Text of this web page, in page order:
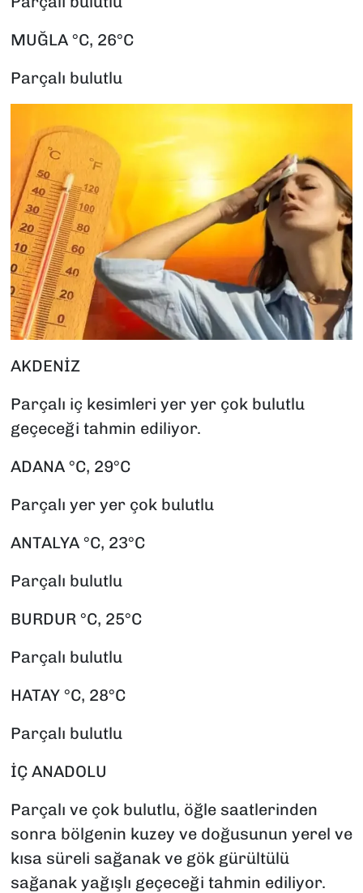
MUĞLA °C, 26°C
Parçalı bulutlu
AKDENİZ
Parçalı iç kesimleri yer yer çok bulutlu
geçeceği tahmin ediliyor.
ADANA °C, 29°C
Parçalı yer yer çok bulutlu
ANTALYA °C, 23°C
Parçalı bulutlu
BURDUR °C, 25°C
Parçalı bulutlu
HATAY °C, 28°C
Parçalı bulutlu
İÇ ANADOLU
Parçalı ve çok bulutlu, öğle saatlerinden
sonra bölgenin kuzey ve doğusunun yerel ve
kısa süreli sağanak ve gök gürültülü
sağanak yağışlı geçeceği tahmin ediliyor.